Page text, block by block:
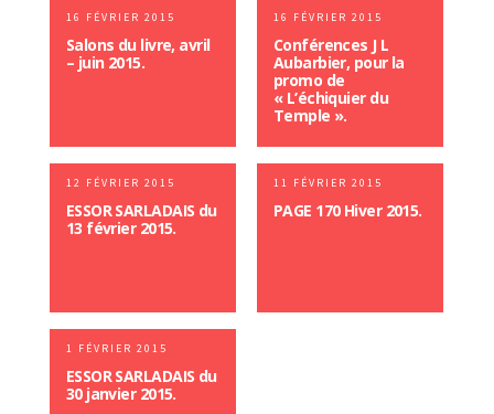
16 FÉVRIER 2015
Salons du livre, avril
– juin 2015.
16 FÉVRIER 2015
Conférences J L
Aubarbier, pour la
promo de
« L’échiquier du
Temple ».
12 FÉVRIER 2015
ESSOR SARLADAIS du
13 février 2015.
11 FÉVRIER 2015
PAGE 170 Hiver 2015.
1 FÉVRIER 2015
ESSOR SARLADAIS du
30 janvier 2015.